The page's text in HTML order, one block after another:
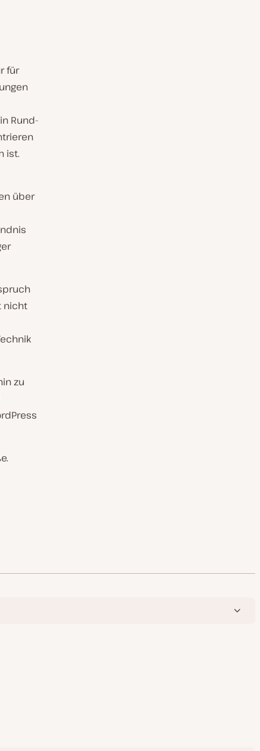
für
Rund-
ist.
über
nicht
zu